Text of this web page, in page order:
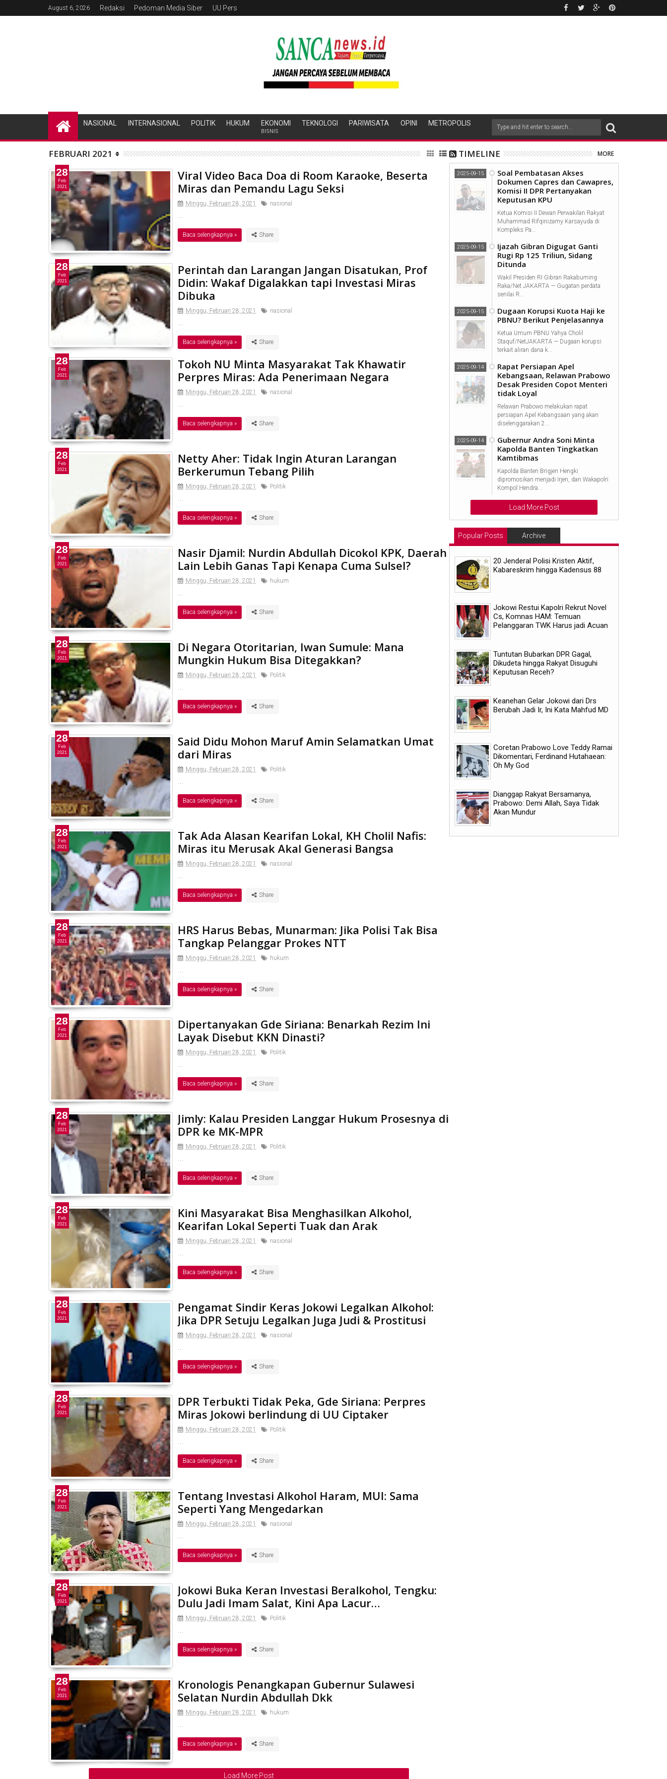
August 6, 2026 Redaksi Pedoman Media Siber UU Pers
NASIONAL INTERNASIONAL POLITIK HUKUM EKONOMI
BISNIS
TEKNOLOGI PARIWISATA OPINI METROPOLIS
FEBRUARI 2021
Viral Video Baca Doa di Room Karaoke, Beserta
Miras dan Pemandu Lagu Seksi
Minggu, Februari 28, 2021 nasional
...
Baca selengkapnya »
28
Feb
2021
Perintah dan Larangan Jangan Disatukan, Prof
Didin: Wakaf Digalakkan tapi Investasi Miras
Dibuka
Minggu, Februari 28, 2021 nasional
...
Baca selengkapnya »
28
Feb
2021
Tokoh NU Minta Masyarakat Tak Khawatir
Perpres Miras: Ada Penerimaan Negara
Minggu, Februari 28, 2021 nasional
...
Baca selengkapnya »
28
Feb
2021
Netty Aher: Tidak Ingin Aturan Larangan
Berkerumun Tebang Pilih
Minggu, Februari 28, 2021 Politik
...
Baca selengkapnya »
28
Feb
2021
Nasir Djamil: Nurdin Abdullah Dicokol KPK, Daerah
Lain Lebih Ganas Tapi Kenapa Cuma Sulsel?
Minggu, Februari 28, 2021 hukum
...
Baca selengkapnya »
28
Feb
2021
Di Negara Otoritarian, Iwan Sumule: Mana
Mungkin Hukum Bisa Ditegakkan?
Minggu, Februari 28, 2021 Politik
...
Baca selengkapnya »
28
Feb
2021
Said Didu Mohon Maruf Amin Selamatkan Umat
dari Miras
Minggu, Februari 28, 2021 Politik
...
Baca selengkapnya »
28
Feb
2021
Tak Ada Alasan Kearifan Lokal, KH Cholil Nafis:
Miras itu Merusak Akal Generasi Bangsa
Minggu, Februari 28, 2021 nasional
...
Baca selengkapnya »
28
Feb
2021
HRS Harus Bebas, Munarman: Jika Polisi Tak Bisa
Tangkap Pelanggar Prokes NTT
Minggu, Februari 28, 2021 hukum
...
Baca selengkapnya »
28
Feb
2021
Dipertanyakan Gde Siriana: Benarkah Rezim Ini
Layak Disebut KKN Dinasti?
Minggu, Februari 28, 2021 Politik
...
Baca selengkapnya »
28
Feb
2021
Jimly: Kalau Presiden Langgar Hukum Prosesnya di
DPR ke MK-MPR
Minggu, Februari 28, 2021 Politik
...
Baca selengkapnya »
28
Feb
2021
Kini Masyarakat Bisa Menghasilkan Alkohol,
Kearifan Lokal Seperti Tuak dan Arak
Minggu, Februari 28, 2021 nasional
...
Baca selengkapnya »
28
Feb
2021
Pengamat Sindir Keras Jokowi Legalkan Alkohol:
Jika DPR Setuju Legalkan Juga Judi & Prostitusi
Minggu, Februari 28, 2021 nasional
...
Baca selengkapnya »
28
Feb
2021
DPR Terbukti Tidak Peka, Gde Siriana: Perpres
Miras Jokowi berlindung di UU Ciptaker
Minggu, Februari 28, 2021 Politik
...
Baca selengkapnya »
28
Feb
2021
Tentang Investasi Alkohol Haram, MUI: Sama
Seperti Yang Mengedarkan
Minggu, Februari 28, 2021 nasional
...
Baca selengkapnya »
28
Feb
2021
Jokowi Buka Keran Investasi Beralkohol, Tengku:
Dulu Jadi Imam Salat, Kini Apa Lacur…
Minggu, Februari 28, 2021 Politik
...
Baca selengkapnya »
28
Feb
2021
Kronologis Penangkapan Gubernur Sulawesi
Selatan Nurdin Abdullah Dkk
Minggu, Februari 28, 2021 hukum
...
Baca selengkapnya »
28
Feb
2021
Load More Post
TIMELINE MORE
Soal Pembatasan Akses
Dokumen Capres dan Cawapres,
Komisi II DPR Pertanyakan
Keputusan KPU
2025-09-15
Ketua Komisi II Dewan Perwakilan Rakyat
Muhammad Rifqinizamy Karsayuda di
Kompleks Pa...
Ijazah Gibran Digugat Ganti
Rugi Rp 125 Triliun, Sidang
Ditunda
2025-09-15
Wakil Presiden RI Gibran Rakabuming
Raka/Net JAKARTA — Gugatan perdata
senilai R...
Dugaan Korupsi Kuota Haji ke
PBNU? Berikut Penjelasannya
2025-09-15
Ketua Umum PBNU Yahya Cholil
Staquf/NetJAKARTA — Dugaan korupsi
terkait aliran dana k...
Rapat Persiapan Apel
Kebangsaan, Relawan Prabowo
Desak Presiden Copot Menteri
tidak Loyal
2025-09-14
Relawan Prabowo melakukan rapat
persiapan Apel Kebangsaan yang akan
diselenggarakan 2...
Gubernur Andra Soni Minta
Kapolda Banten Tingkatkan
Kamtibmas
2025-09-14
Kapolda Banten Brigjen Hengki
dipromosikan menjadi Irjen, dan Wakapolri
Kompol Hendra...
Load More Post
Popular Posts Archive
20 Jenderal Polisi Kristen Aktif,
Kabareskrim hingga Kadensus 88
Jokowi Restui Kapolri Rekrut Novel
Cs, Komnas HAM: Temuan
Pelanggaran TWK Harus jadi Acuan
Tuntutan Bubarkan DPR Gagal,
Dikudeta hingga Rakyat Disuguhi
Keputusan Receh?
Keanehan Gelar Jokowi dari Drs
Berubah Jadi Ir, Ini Kata Mahfud MD
Coretan Prabowo Love Teddy Ramai
Dikomentari, Ferdinand Hutahaean:
Oh My God
Dianggap Rakyat Bersamanya,
Prabowo: Demi Allah, Saya Tidak
Akan Mundur